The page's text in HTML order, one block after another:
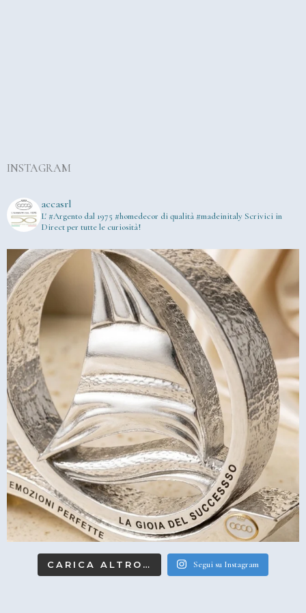
INSTAGRAM
accasrl
L' #Argento dal 1975 #homedecor di qualità #madeinitaly Scrivici in
Direct per tutte le curiosità!
CARICA ALTRO… Segui su Instagram